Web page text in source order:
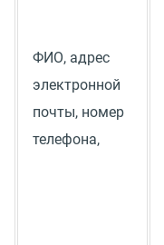
ФИО, адрес
электронной
почты, номер
телефона,